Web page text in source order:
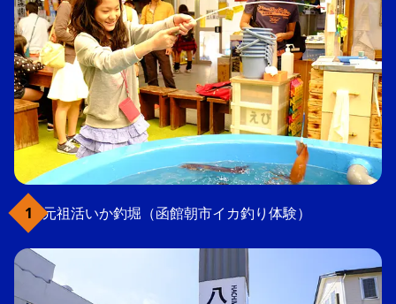
元祖活いか釣堀（函館朝市イカ釣り体験）